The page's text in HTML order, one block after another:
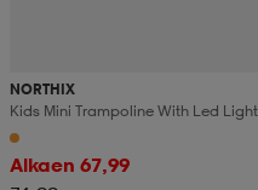
NORTHIX
Alkaen 67,99